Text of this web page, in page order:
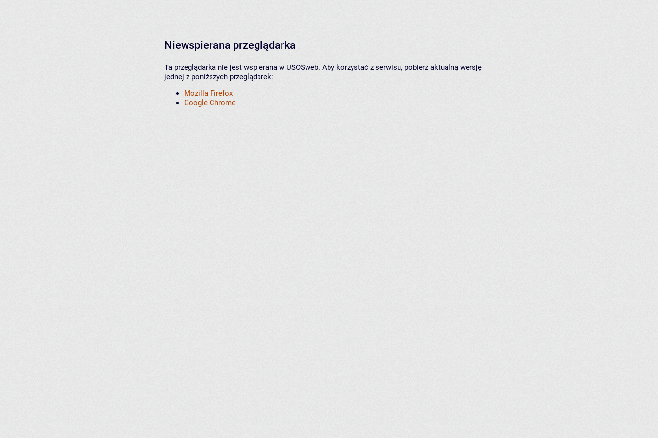
Niewspierana przeglądarka
Ta przeglądarka nie jest wspierana w USOSweb. Aby korzystać z serwisu, pobierz aktualną wersję
jednej z poniższych przeglądarek:
Mozilla Firefox
Google Chrome